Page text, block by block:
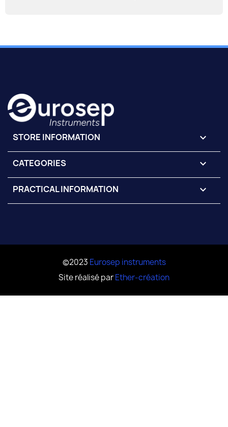
STORE INFORMATION keyboard_arrow_down
CATEGORIES 
PRACTICAL INFORMATION 
©2023 Eurosep instruments
Site réalisé parEther-création